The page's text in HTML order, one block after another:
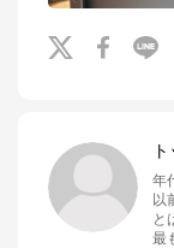
年
以
と
最